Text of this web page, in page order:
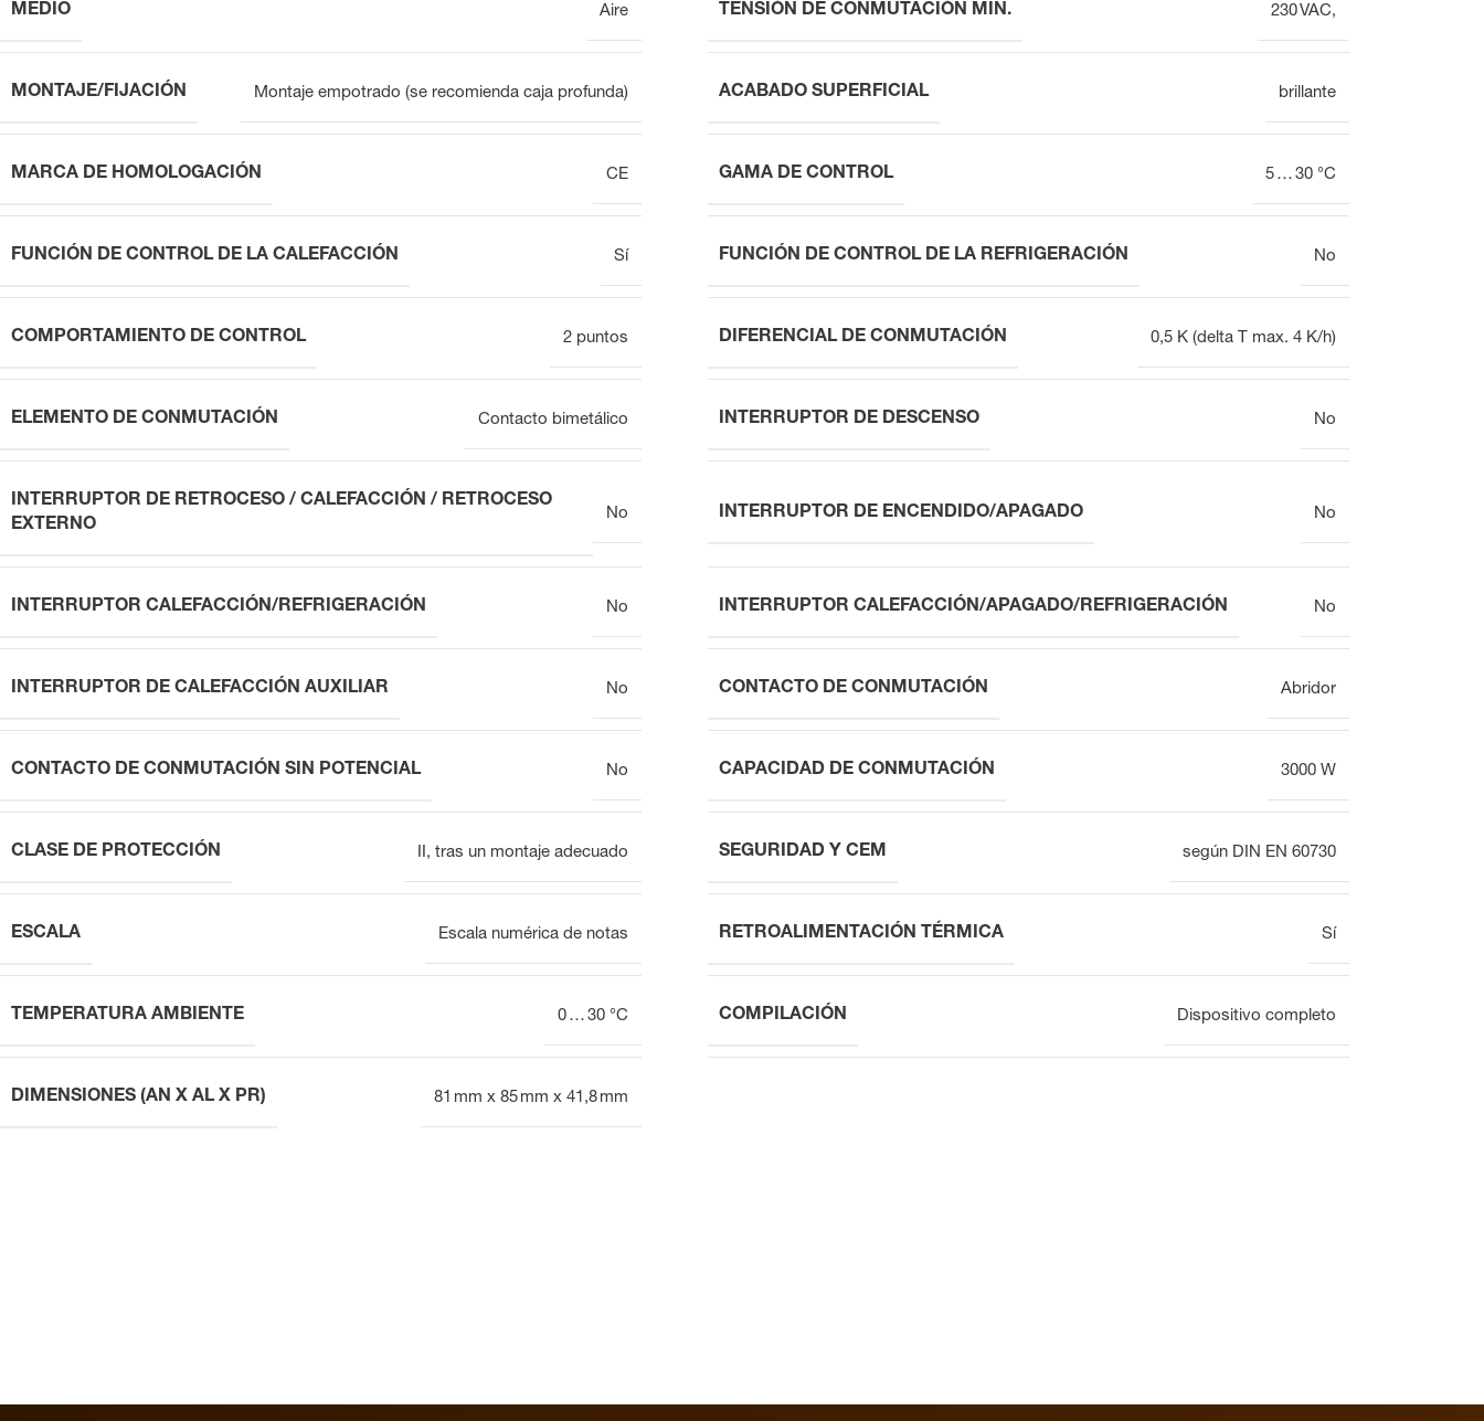
MEDIO Aire TENSIÓN DE CONMUTACIÓN MÍN. 230 VAC,
MONTAJE/FIJACIÓN Montaje empotrado (se recomienda caja profunda) ACABADO SUPERFICIAL brillante
MARCA DE HOMOLOGACIÓN CE GAMA DE CONTROL 5 … 30 °C
FUNCIÓN DE CONTROL DE LA CALEFACCIÓN Sí FUNCIÓN DE CONTROL DE LA REFRIGERACIÓN No
COMPORTAMIENTO DE CONTROL 2 puntos DIFERENCIAL DE CONMUTACIÓN 0,5 K (delta T max. 4 K/h)
ELEMENTO DE CONMUTACIÓN Contacto bimetálico INTERRUPTOR DE DESCENSO No
INTERRUPTOR DE RETROCESO / CALEFACCIÓN / RETROCESO
EXTERNO
No INTERRUPTOR DE ENCENDIDO/APAGADO No
INTERRUPTOR CALEFACCIÓN/REFRIGERACIÓN No INTERRUPTOR CALEFACCIÓN/APAGADO/REFRIGERACIÓN No
INTERRUPTOR DE CALEFACCIÓN AUXILIAR No CONTACTO DE CONMUTACIÓN Abridor
CONTACTO DE CONMUTACIÓN SIN POTENCIAL No CAPACIDAD DE CONMUTACIÓN 3000 W
CLASE DE PROTECCIÓN II, tras un montaje adecuado SEGURIDAD Y CEM según DIN EN 60730
ESCALA Escala numérica de notas RETROALIMENTACIÓN TÉRMICA Sí
TEMPERATURA AMBIENTE 0 … 30 °C COMPILACIÓN Dispositivo completo
DIMENSIONES (AN X AL X PR) 81 mm x 85 mm x 41,8 mm